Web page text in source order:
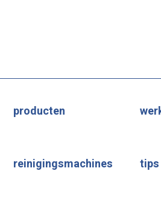
producten
reinigingsmachines tips